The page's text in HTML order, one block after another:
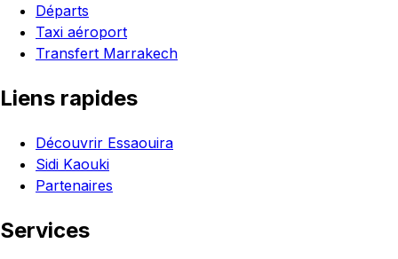
Départs
Taxi aéroport
Transfert Marrakech
Liens rapides
Découvrir Essaouira
Sidi Kaouki
Partenaires
Services